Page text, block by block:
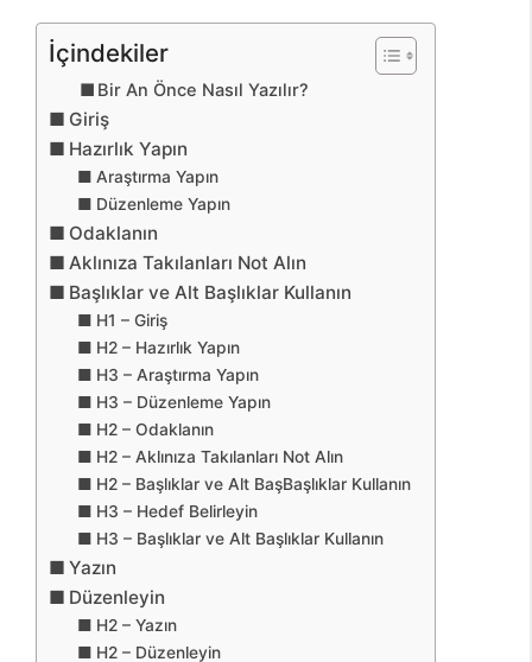
İçindekiler
Bir An Önce Nasıl Yazılır?
Giriş
Hazırlık Yapın
Araştırma Yapın
Düzenleme Yapın
Odaklanın
Aklınıza Takılanları Not Alın
Başlıklar ve Alt Başlıklar Kullanın
H1 – Giriş
H2 – Hazırlık Yapın
H3 – Araştırma Yapın
H3 – Düzenleme Yapın
H2 – Odaklanın
H2 – Aklınıza Takılanları Not Alın
H2 – Başlıklar ve Alt BaşBaşlıklar Kullanın
H3 – Hedef Belirleyin
H3 – Başlıklar ve Alt Başlıklar Kullanın
Yazın
Düzenleyin
H2 – Yazın
H2 – Düzenleyin